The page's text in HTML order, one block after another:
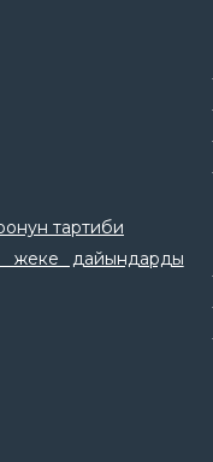
тартиби
дайындарды